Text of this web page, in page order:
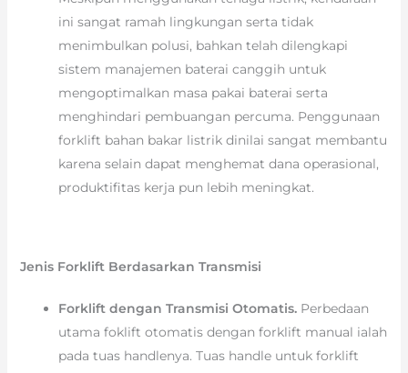
ini sangat ramah lingkungan serta tidak
menimbulkan polusi, bahkan telah dilengkapi
sistem manajemen baterai canggih untuk
mengoptimalkan masa pakai baterai serta
menghindari pembuangan percuma. Penggunaan
forklift bahan bakar listrik dinilai sangat membantu
karena selain dapat menghemat dana operasional,
produktifitas kerja pun lebih meningkat.
Jenis Forklift Berdasarkan Transmisi
Forklift dengan Transmisi Otomatis. Perbedaan
utama foklift otomatis dengan forklift manual ialah
pada tuas handlenya. Tuas handle untuk forklift